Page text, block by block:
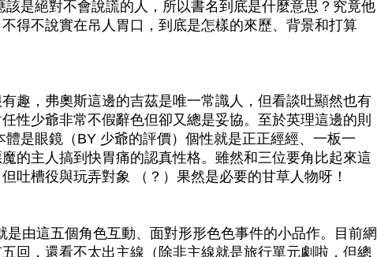
該是絕對不會說謊的人，所以書名到底是什麼意思？究竟他
得不說實在吊人胃口，到底是怎樣的來歷、背景和打算
趣，弗奧斯這邊的吉茲是唯一常識人，但看談吐顯然也有
性少爺非常不假辭色但卻又總是妥協。至於英理這邊的則
體是眼鏡（BY 少爺的評價）個性就是正正經經、一板一
的主人搞到快胃痛的認真性格。雖然和三位要角比起來這
吐槽役與玩弄對象 （？）果然是必要的甘草人物呀！
是由這五個角色互動、面對形形色色事件的小品作。目前網
五回，還看不太出主線（除非主線就是旅行單元劇啦，但總